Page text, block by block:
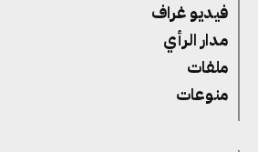
فيديو غراف
مدار الرأي
ملفات
منوعات